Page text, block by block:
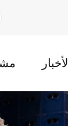
الأخبار